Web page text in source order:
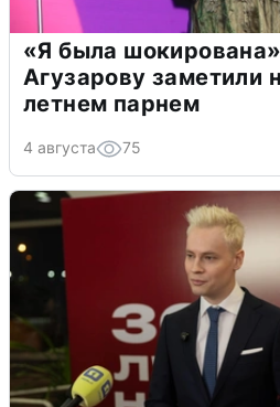
«Я была
Агузарову заметили
летнем парнем
4 августа 75